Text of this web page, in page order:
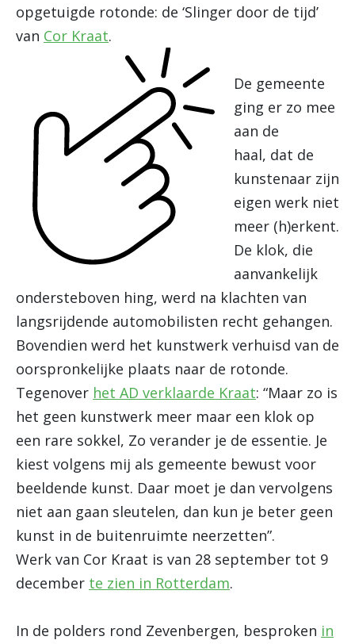
opgetuigde rotonde: de ‘Slinger door de tijd’
van Cor Kraat.
De gemeente
ging er zo mee
aan de
haal, dat de
kunstenaar zijn
eigen werk niet
meer (h)erkent.
De klok, die
aanvankelijk
ondersteboven hing, werd na klachten van
langsrijdende automobilisten recht gehangen.
Bovendien werd het kunstwerk verhuisd van de
oorspronkelijke plaats naar de rotonde.
Tegenover het AD verklaarde Kraat: “Maar zo is
het geen kunstwerk meer maar een klok op
een rare sokkel, Zo verander je de essentie. Je
kiest volgens mij als gemeente bewust voor
beeldende kunst. Daar moet je dan vervolgens
niet aan gaan sleutelen, dan kun je beter geen
kunst in de buitenruimte neerzetten”.
Werk van Cor Kraat is van 28 september tot 9
december te zien in Rotterdam.
In de polders rond Zevenbergen, besproken in